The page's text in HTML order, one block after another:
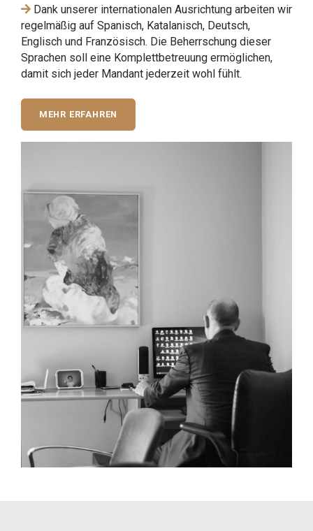
Dank unserer internationalen Ausrichtung arbeiten wir
regelmäßig auf Spanisch, Katalanisch, Deutsch,
Englisch und Französisch. Die Beherrschung dieser
Sprachen soll eine Komplettbetreuung ermöglichen,
damit sich jeder Mandant jederzeit wohl fühlt.
MEHR ERFAHREN